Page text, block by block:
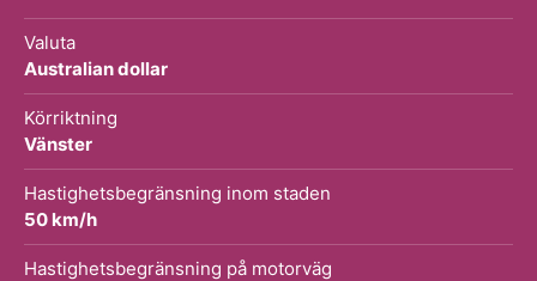
Valuta
Australian dollar
Körriktning
Vänster
Hastighetsbegränsning inom staden
50 km/h
Hastighetsbegränsning på motorväg